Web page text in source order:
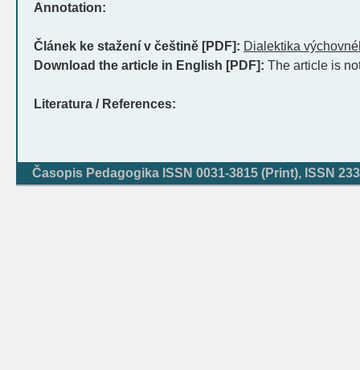
Annotation:
Článek ke stažení v češtině [PDF]: Dialektika
Download the article in English [PDF]: The article is
Literatura / References:
Časopis Pedagogika ISSN 0031-3815 (Print), ISSN